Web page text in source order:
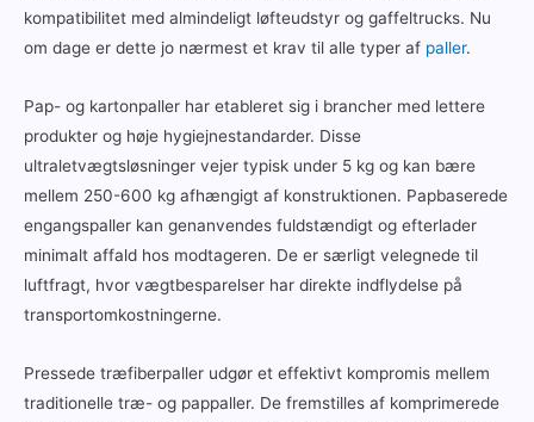
kompatibilitet med almindeligt løfteudstyr og gaffeltrucks. Nu
om dage er dette jo nærmest et krav til alle typer af paller.
Pap- og kartonpaller har etableret sig i brancher med lettere
produkter og høje hygiejnestandarder. Disse
ultraletvægtsløsninger vejer typisk under 5 kg og kan bære
mellem 250-600 kg afhængigt af konstruktionen. Papbaserede
engangspaller kan genanvendes fuldstændigt og efterlader
minimalt affald hos modtageren. De er særligt velegnede til
luftfragt, hvor vægtbesparelser har direkte indflydelse på
transportomkostningerne.
Pressede træfiberpaller udgør et effektivt kompromis mellem
traditionelle træ- og pappaller. De fremstilles af komprimerede